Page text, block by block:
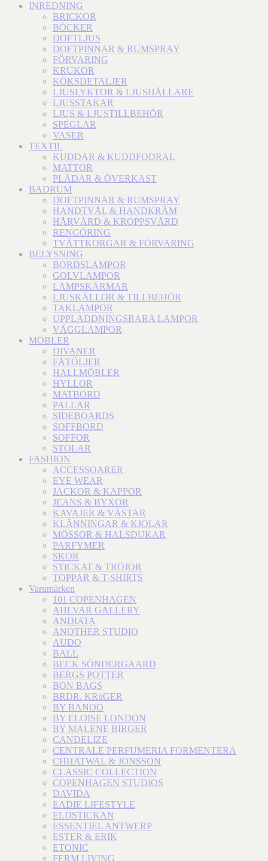
INREDNING
BRICKOR
BÖCKER
DOFTLJUS
DOFTPINNAR & RUMSPRAY
FÖRVARING
KRUKOR
KÖKSDETALJER
LJUSLYKTOR & LJUSHÅLLARE
LJUSSTAKAR
LJUS & LJUSTILLBEHÖR
SPEGLAR
VASER
TEXTIL
KUDDAR & KUDDFODRAL
MATTOR
PLÄDAR & ÖVERKAST
BADRUM
DOFTPINNAR & RUMSPRAY
HANDTVÅL & HANDKRÄM
HÅRVÅRD & KROPPSVÅRD
RENGÖRING
TVÄTTKORGAR & FÖRVARING
BELYSNING
BORDSLAMPOR
GOLVLAMPOR
LAMPSKÄRMAR
LJUSKÄLLOR & TILLBEHÖR
TAKLAMPOR
UPPLADDNINGSBARA LAMPOR
VÄGGLAMPOR
MÖBLER
DIVANER
FÅTÖLJER
HALLMÖBLER
HYLLOR
MATBORD
PALLAR
SIDEBOARDS
SOFFBORD
SOFFOR
STOLAR
FASHION
ACCESSOARER
EYE WEAR
JACKOR & KAPPOR
JEANS & BYXOR
KAVAJER & VÄSTAR
KLÄNNINGAR & KJOLAR
MÖSSOR & HALSDUKAR
PARFYMER
SKOR
STICKAT & TRÖJOR
TOPPAR & T-SHIRTS
Varumärken
101 COPENHAGEN
AHLVAR GALLERY
ANDIATA
ANOTHER STUDIO
AUDO
BALL
BECK SÖNDERGAARD
BERGS POTTER
BON BAGS
BRDR. KRüGER
BY BANOO
BY ELOISE LONDON
BY MALENE BIRGER
CANDELIZE
CENTRALE PERFUMERIA FORMENTERA
CHHATWAL & JONSSON
CLASSIC COLLECTION
COPENHAGEN STUDIOS
DAVIDA
EADIE LIFESTYLE
ELDSTICKAN
ESSENTIEL ANTWERP
ESTER & ERIK
ETONIC
FERM LIVING